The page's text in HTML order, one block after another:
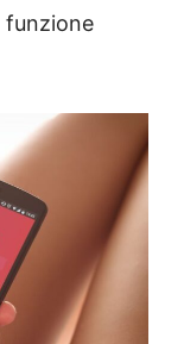
funzione